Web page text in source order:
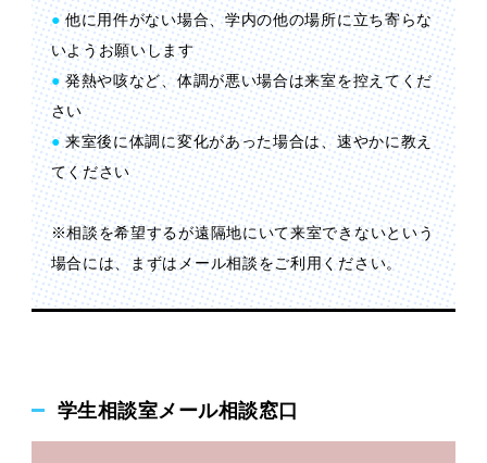
●他に用件がない場合、学内の他の場所に立ち寄らな
いようお願いします
●発熱や咳など、体調が悪い場合は来室を控えてくだ
さい
● 来室後に体調に変化があった場合は、速やかに教え
てください
※相談を希望するが遠隔地にいて来室できないという
場合には、まずはメール相談をご利用ください。
学生相談室メール相談窓口